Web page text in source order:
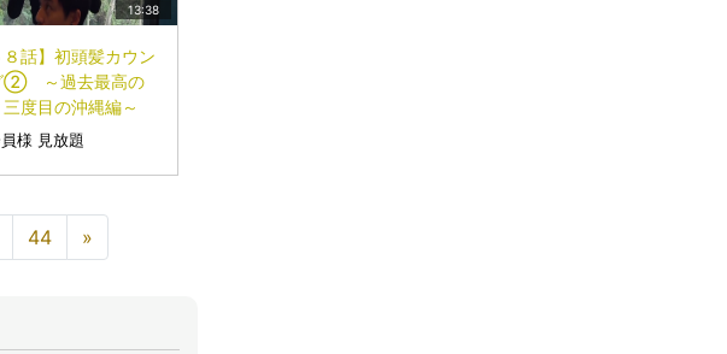
13:38
８話】初頭髪カウン
② ～過去最高の
度目の沖縄編～
様 見放題
44 »